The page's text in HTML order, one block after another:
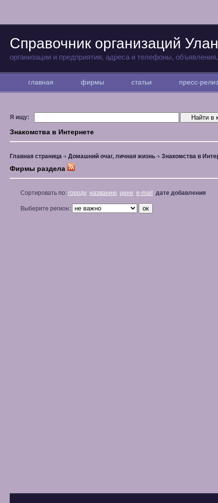
Справочник организаций
организации и предприятия, адреса и телефоны,
главная фирмы статьи пресс-
Я ищу:
Знакомства в Интернете
Главная страница Домашний очаг, личная жизнь Знакомства в
Фирмы раздела
Сортировать по: городу названию цене e-mail дате добавления
Выберите регион: